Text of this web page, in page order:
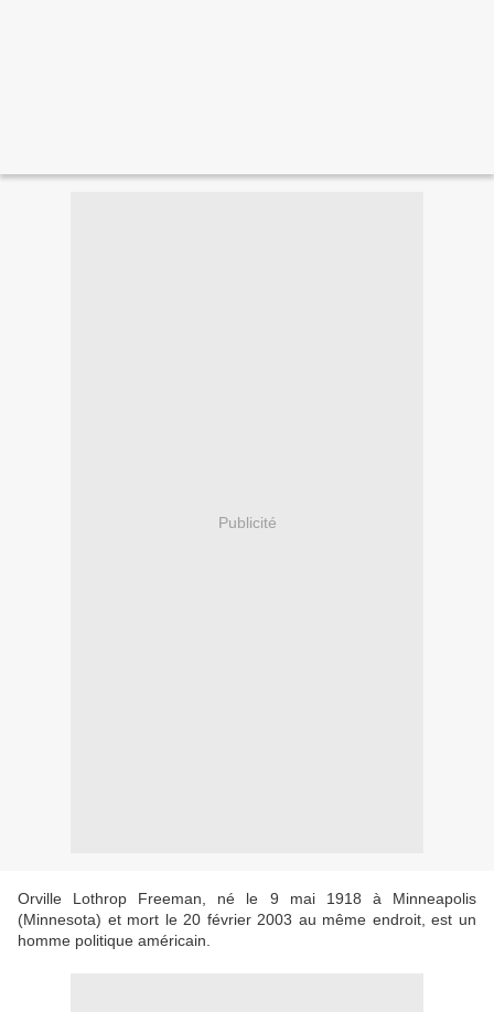
Publicité
Orville Lothrop Freeman, né le 9 mai 1918 à Minneapolis
(Minnesota) et mort le 20 février 2003 au même endroit, est un
homme politique américain.